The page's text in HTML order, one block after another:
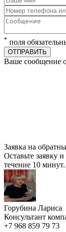
* поля
ОТПРАВИТЬ
Ваше сообщение
Заявка на
Оставьте заявку
течение 10 минут.
Горубина Лариса
Консультант
+7 968 859 79 73